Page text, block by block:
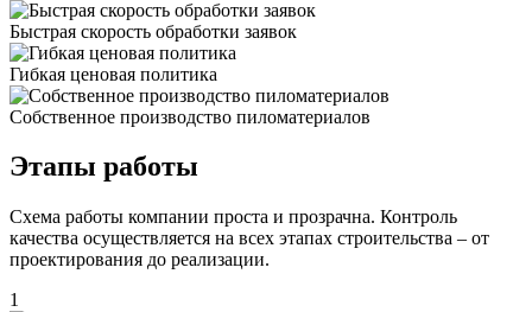
Быстрая скорость обработки заявок
Гибкая ценовая политика
Cобственное производство пиломатериалов
Этапы работы
Схема работы компании проста и прозрачна. Контроль
качества осуществляется на всех этапах строительства – от
проектирования до реализации.
1